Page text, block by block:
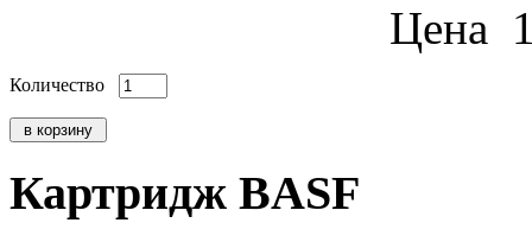
Цена
Количество
Картридж BASF